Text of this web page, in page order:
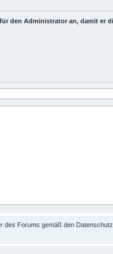
den Administrator an, damit er
Forums gemäß den